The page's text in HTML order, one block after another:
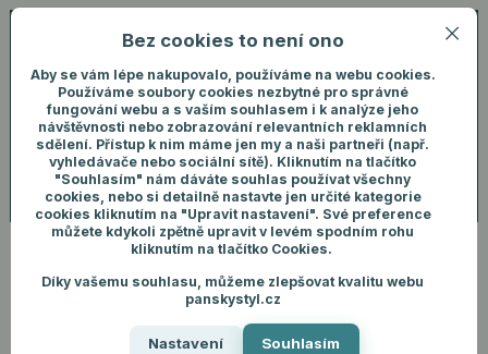
Menu
+420 731 292 460
Přihlášení
Hledat
ks
Úvod Pánské oblečení Trička Hladké triko Kariban - Černá
Hladké triko Kariban - Černá
Bez cookies to není ono
Aby se vám lépe nakupovalo, používáme na webu cookies.
Používáme soubory cookies nezbytné pro správné
fungování webu a s vaším souhlasem i k analýze jeho
návštěvnosti nebo zobrazování relevantních reklamních
sdělení. Přístup k nim máme jen my a naši partneři (např.
vyhledávače nebo sociální sítě). Kliknutím na tlačítko
"Souhlasím" nám dáváte souhlas používat všechny
cookies, nebo si detailně nastavte jen určité kategorie
cookies kliknutím na "Upravit nastavení". Své preference
můžete kdykoli zpětně upravit v levém spodním rohu
kliknutím na tlačítko Cookies.
Díky vašemu souhlasu, můžeme zlepšovat kvalitu webu
panskystyl.cz
Nastavení Souhlasím